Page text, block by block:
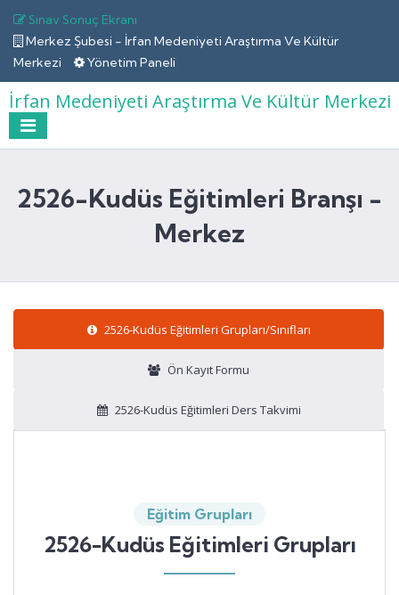
Sınav Sonuç Ekranı
Merkez Şubesi - İrfan Medeniyeti Araştırma Ve Kültür
Merkezi
Yönetim Paneli
İrfan Medeniyeti Araştırma Ve Kültür Merkezi
2526-Kudüs Eğitimleri Branşı -
Merkez
2526-Kudüs Eğitimleri Grupları/Sınıfları
Ön Kayıt Formu
2526-Kudüs Eğitimleri Ders Takvimi
Eğitim Grupları
2526-Kudüs Eğitimleri Grupları